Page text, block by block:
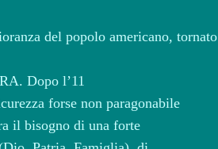
del popolo americano, tornato
Dopo l’11
forse non paragonabile
il bisogno di una forte